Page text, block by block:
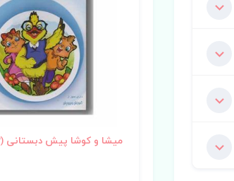
میشا و کوشا پیش دبستانی (3 تا 6 سال)